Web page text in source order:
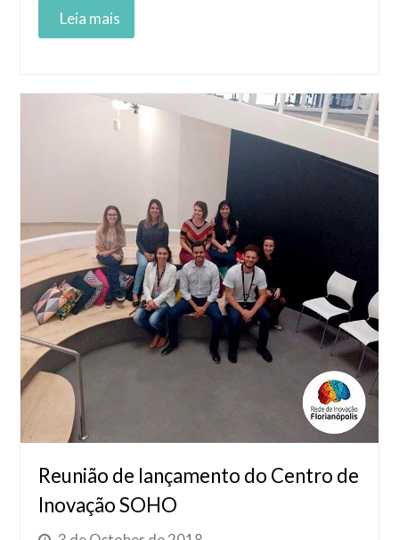
Reunião de lançamento do Centro de
Inovação SOHO